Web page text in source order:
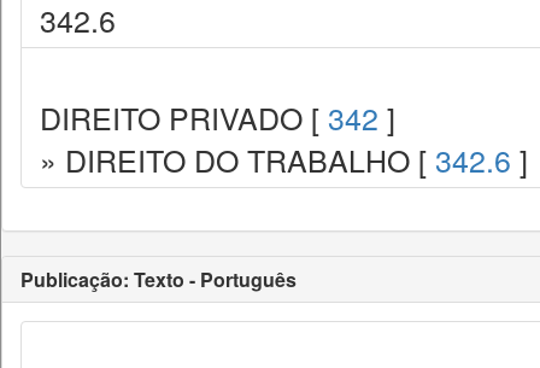
342.6
DIREITO PRIVADO [ 342 ]
» DIREITO DO TRABALHO [ 342.6 ]
Publicação: Texto - Português